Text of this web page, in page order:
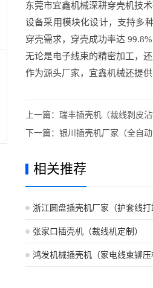
东莞市宜鑫机械深耕穿壳机技
设备采用模块化设计，支持多
穿壳需求，穿壳成功率达 99.8%
无论是电子线束的精密加工，
作为源头厂家，宜鑫机械还提
上一篇： 瑞丰插壳机（裁线剥皮沾
下一篇： 银川插壳机厂家（全自动
相关推荐
浙江圆盘插壳机厂家（护套线打
张家口插壳机（裁线机定制）
鸿发机械插壳机（家电线束铆压